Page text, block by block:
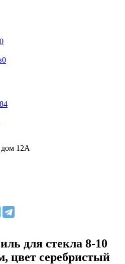
0
0
дом 12А
для стекла 8-10
цвет серебристый